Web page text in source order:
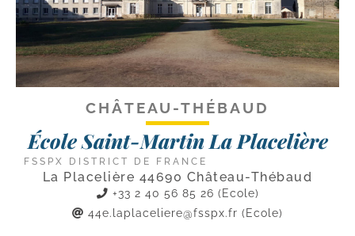
CHÂTEAU-THÉBAUD
École Saint-Martin La Placelière
FSSPX DISTRICT DE FRANCE
La Placelière 44690 Château-Thébaud
+33 2 40 56 85 26 (Ecole)
44e.laplaceliere@fsspx.fr (Ecole)